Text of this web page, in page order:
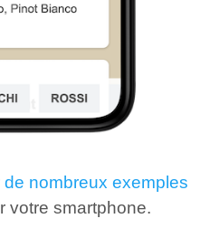
de nombreux exemples
votre smartphone.